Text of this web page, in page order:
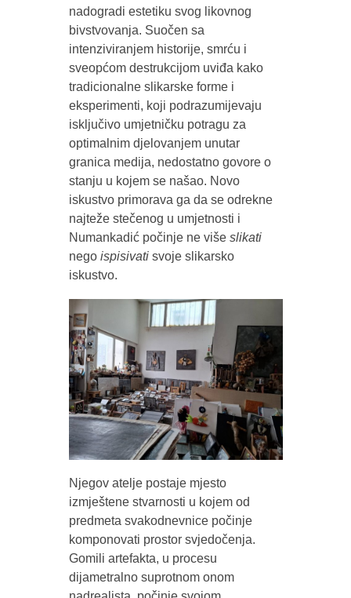
nadogradi estetiku svog likovnog
bivstvovanja. Suočen sa
intenziviranjem historije, smrću i
sveopćom destrukcijom uviđa kako
tradicionalne slikarske forme i
eksperimenti, koji podrazumijevaju
isključivo umjetničku potragu za
optimalnim djelovanjem unutar
granica medija, nedostatno govore o
stanju u kojem se našao. Novo
iskustvo primorava ga da se odrekne
najteže stečenog u umjetnosti i
Numankadić počinje ne više slikati
negoispisivati svoje slikarsko
iskustvo.
Njegov atelje postaje mjesto
izmještene stvarnosti u kojem od
predmeta svakodnevnice počinje
komponovati prostor svjedočenja.
Gomili artefakta, u procesu
dijametralno suprotnom onom